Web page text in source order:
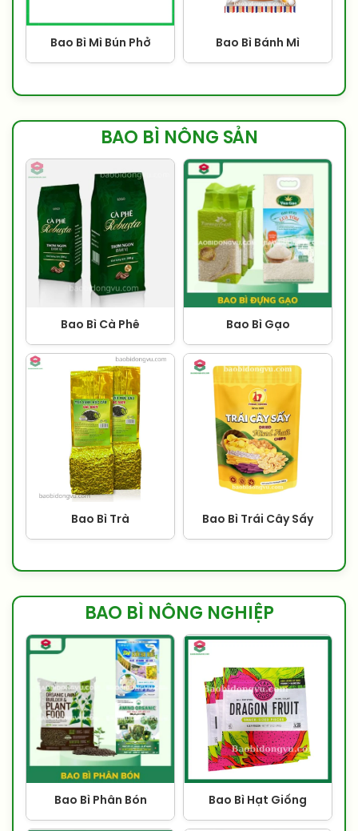
Bao Bì Mì Bún Phở Bao Bì Bánh Mì
BAO BÌ NÔNG SẢN
Bao Bì Cà Phê Bao Bì Gạo
Bao Bì Trà Bao Bì Trái Cây Sấy
BAO BÌ NÔNG NGHIỆP
Bao Bì Phân Bón Bao Bì Hạt Giống